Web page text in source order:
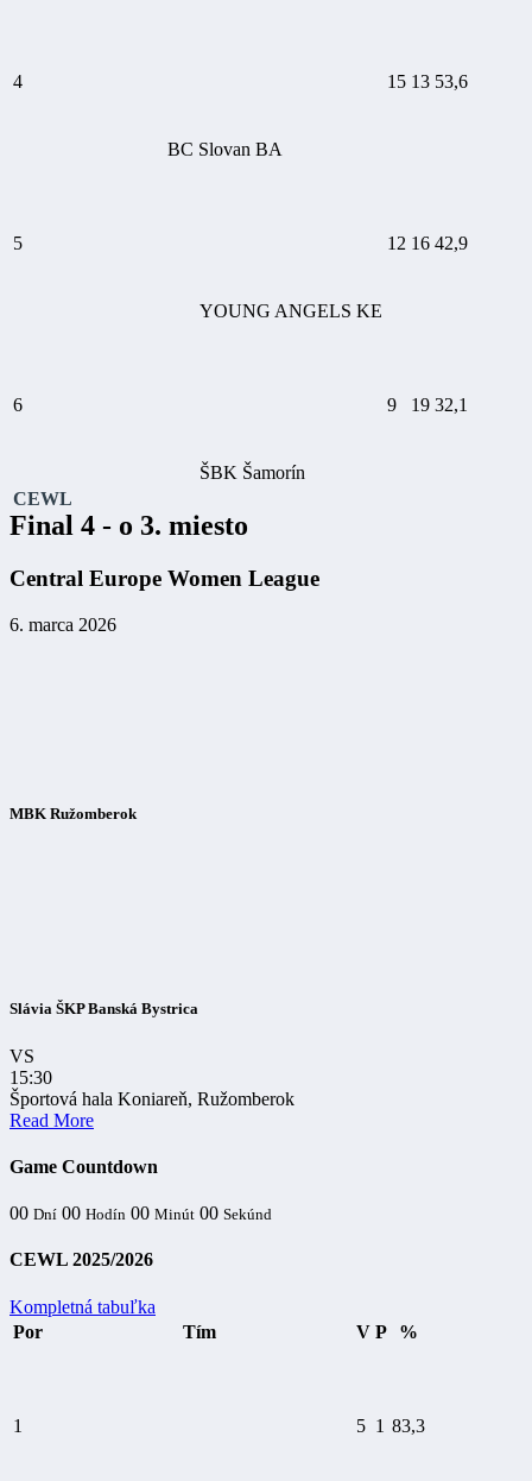
4
BC Slovan BA
15 13 53,6
5
YOUNG ANGELS KE
12 16 42,9
6
ŠBK Šamorín
9 19 32,1
CEWL
Final 4 - o 3. miesto
Central Europe Women League
6. marca 2026
MBK Ružomberok
Slávia ŠKP Banská Bystrica
VS
15:30
Športová hala Koniareň, Ružomberok
Read More
Game Countdown
00 Dní 00 Hodín 00 Minút 00 Sekúnd
CEWL 2025/2026
Kompletná tabuľka
Por
Tím V P %
1 5 1 83,3